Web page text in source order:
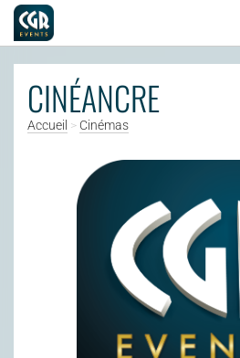
Aller au contenu principal
CINÉANCRE
Accueil > Cinémas